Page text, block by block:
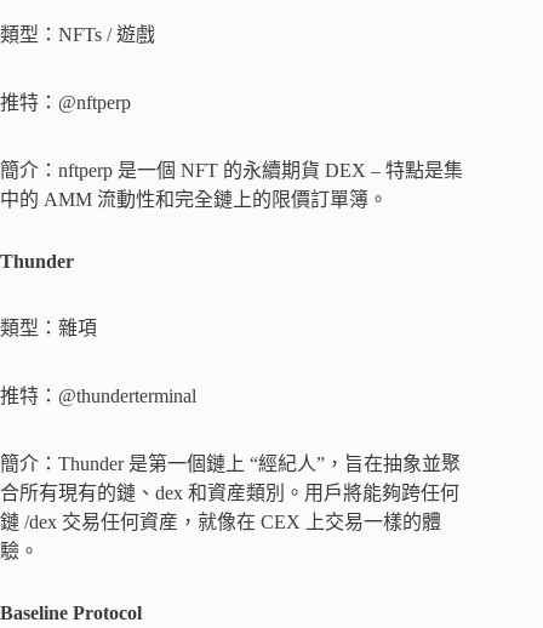
類型：NFTs / 遊戲
推特：@nftperp
簡介：nftperp 是一個 NFT 的永續期貨 DEX – 特點是集
中的 AMM 流動性和完全鏈上的限價訂單簿。
Thunder
類型：雜項
推特：@thunderterminal
簡介：Thunder 是第一個鏈上 “經紀人”，旨在抽象並聚
合所有現有的鏈、dex 和資産類別。用戶將能夠跨任何
鏈 /dex 交易任何資産，就像在 CEX 上交易一樣的體
驗。
Baseline Protocol